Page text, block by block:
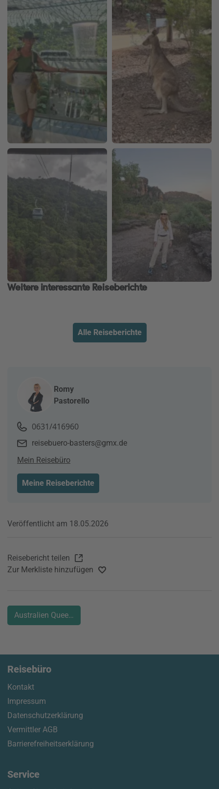
Weitere interessante Reiseberichte
Alle Reiseberichte
Romy
Pastorello
0631/416960
reisebuero-basters@gmx.de
Mein Reisebüro
Meine Reiseberichte
Veröffentlicht am 18.05.2026
Reisebericht teilen
Zur Merkliste hinzufügen
Australien Queensland Camper Rundreise Känguru
Reisebüro
Kontakt
Impressum
Datenschutzerklärung
Vermittler AGB
Barrierefreiheitserklärung
Service